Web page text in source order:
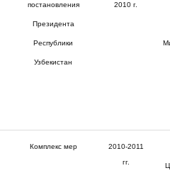
постановления
Президента
Республики
Узбекистан
2010 г.
Комплекс мер
2010-2011
гг.